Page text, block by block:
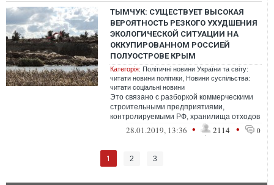
ТЫМЧУК: СУЩЕСТВУЕТ ВЫСОКАЯ
ВЕРОЯТНОСТЬ РЕЗКОГО УХУДШЕНИЯ
ЭКОЛОГИЧЕСКОЙ СИТУАЦИИ НА
ОККУПИРОВАННОМ РОССИЕЙ
ПОЛУОСТРОВЕ КРЫМ
Категорія: Політичні новини України та світу:
читати новини політики Новини суспільства:
читати соціальні новини
Это связано с разборкой коммерческими
строительными предприятиями,
контролируемыми РФ, хранилища отходов
металлургического производства,
накопленных в...
28.01.2019, 13:36 • 2114 • 0
1 2 3